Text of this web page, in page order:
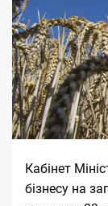
Кабінет
бізнесу на